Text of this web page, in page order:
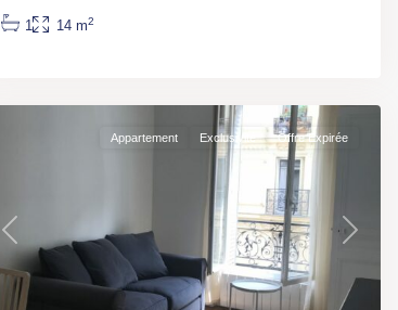
1 14 m2
Paris,
Previous Next
Appartement Exclusivité Offre Expirée
Paris
M°